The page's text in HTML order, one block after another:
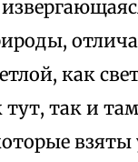
как
тут, так и
взяты